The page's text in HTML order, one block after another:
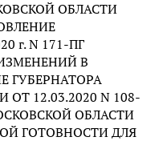
ОБЛАСТИ
г. N 171-ПГ
В
ГУБЕРНАТОРА
12.03.2020 N 108-
ОБЛАСТИ
ГОТОВНОСТИ ДЛЯ